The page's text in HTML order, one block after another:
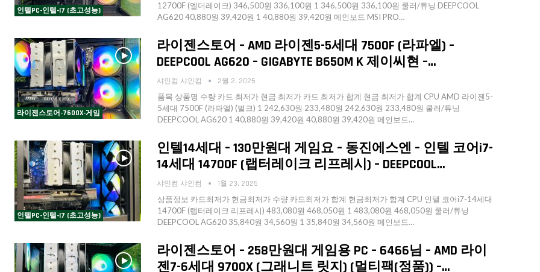
인텔PC-인텔-I7 (초고성능)
12700F (엘더레이크) 346,500원 336,100원 1 346,500원 336,100원 쿨러/튜닝 DEEPCOOL
AG620 40,880원 39,420원 1 40,880원 39,420원 메인보드 MSI PRO…
라이젠스토어-7600X-게임
라이젠스토어 – AMD 라이젠5-5세대 7500F (라파엘) –
DEEPCOOL AG620 – GIGABYTE B650M K 제이씨현 –…
샤인컴 샤인컴 2월 2, 2025
품목 상품명 수량 카드 최저가 현금 최저가 카드 최저가 합계 현금 최저가 합계 CPU AMD 라이젠5-
5세대 7500F (라파엘) (벌크) 1 242,630원 233,480원 242,630원 233,480원 쿨러/튜닝
DEEPCOOL AG620 1 40,880원 39,420원 40,880원 39,420원 메인보드…
인텔PC-인텔-I7 (초고성능)
인텔14세대 – 130만원대 게임요 – 동진에스엔 – 인텔 코어i7-
14세대 14700F (랩터레이크 리프레시) – DEEPCOOL…
샤인컴 샤인컴 1월 23, 2025
상품정보 카드최저가 현금최저가 수량 카드최저가 합계 현금최저가 합계 CPU 인텔 코어i7-14세대
14700F (랩터레이크 리프레시) 483,080원 468,050원 1 483,080원 468,050원 쿨러/튜닝
DEEPCOOL AG620 35,840원 34,560원 1 35,840원 34,560원 메인보드…
라이젠스토어 – 258만원대 게임용 PC – 6466님 – AMD 라이
젠7-6세대 9700X (그래니트 릿지) (멀티팩(정품)) –…